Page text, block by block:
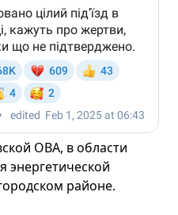
ОВА, в области
энергетической
районе.